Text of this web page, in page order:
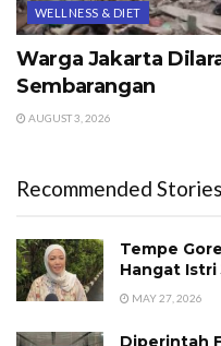
WELLNESS & DIET
Warga Jakarta
Sembarangan
AUGUST 3, 2026
Recommended Stories
Tempe
Hangat Istri
MAY 27, 2026
Diperintah